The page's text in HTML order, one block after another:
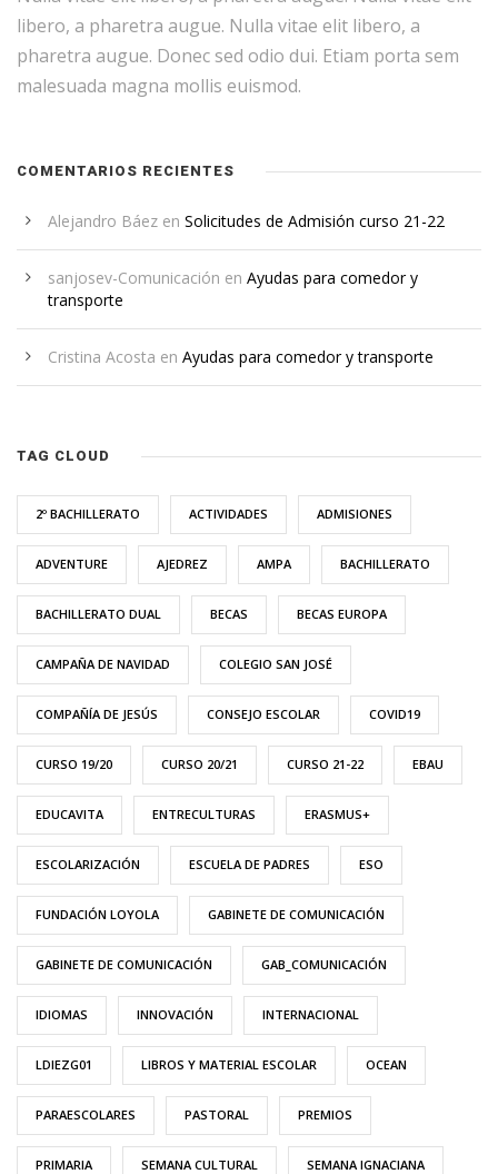
libero, a pharetra augue. Nulla vitae elit libero, a
pharetra augue. Donec sed odio dui. Etiam porta sem
malesuada magna mollis euismod.
COMENTARIOS RECIENTES
Alejandro Báez en Solicitudes de Admisión curso 21-22
sanjosev-Comunicación en Ayudas para comedor y
transporte
Cristina Acosta en Ayudas para comedor y transporte
TAG CLOUD
2º BACHILLERATO ACTIVIDADES ADMISIONES
ADVENTURE AJEDREZ AMPA BACHILLERATO
BACHILLERATO DUAL BECAS BECAS EUROPA
CAMPAÑA DE NAVIDAD COLEGIO SAN JOSÉ
COMPAÑÍA DE JESÚS CONSEJO ESCOLAR COVID19
CURSO 19/20 CURSO 20/21 CURSO 21-22 EBAU
EDUCAVITA ENTRECULTURAS ERASMUS+
ESCOLARIZACIÓN ESCUELA DE PADRES ESO
FUNDACIÓN LOYOLA GABINETE DE COMUNICACIÓN
GABINETE DE COMUNICACIÓN GAB_COMUNICACIÓN
IDIOMAS INNOVACIÓN INTERNACIONAL
LDIEZG01 LIBROS Y MATERIAL ESCOLAR OCEAN
PARAESCOLARES PASTORAL PREMIOS
PRIMARIA SEMANA CULTURAL SEMANA IGNACIANA